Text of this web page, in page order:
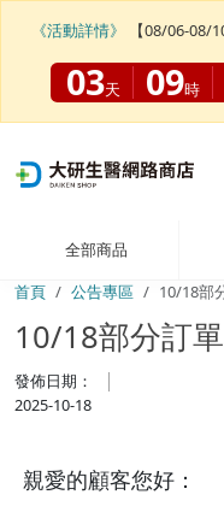
全部商品
首頁
公告專區 10/18部
10/18部分訂
發佈日期：
2025-10-18
親愛的顧客您好：
《活動詳情》
【08/06-08/
03天 09時